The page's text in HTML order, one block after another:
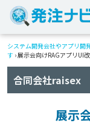
システム開発会社やアプリ開
す ›展示会向けRAGアプリUI
合同会社raisex
展示